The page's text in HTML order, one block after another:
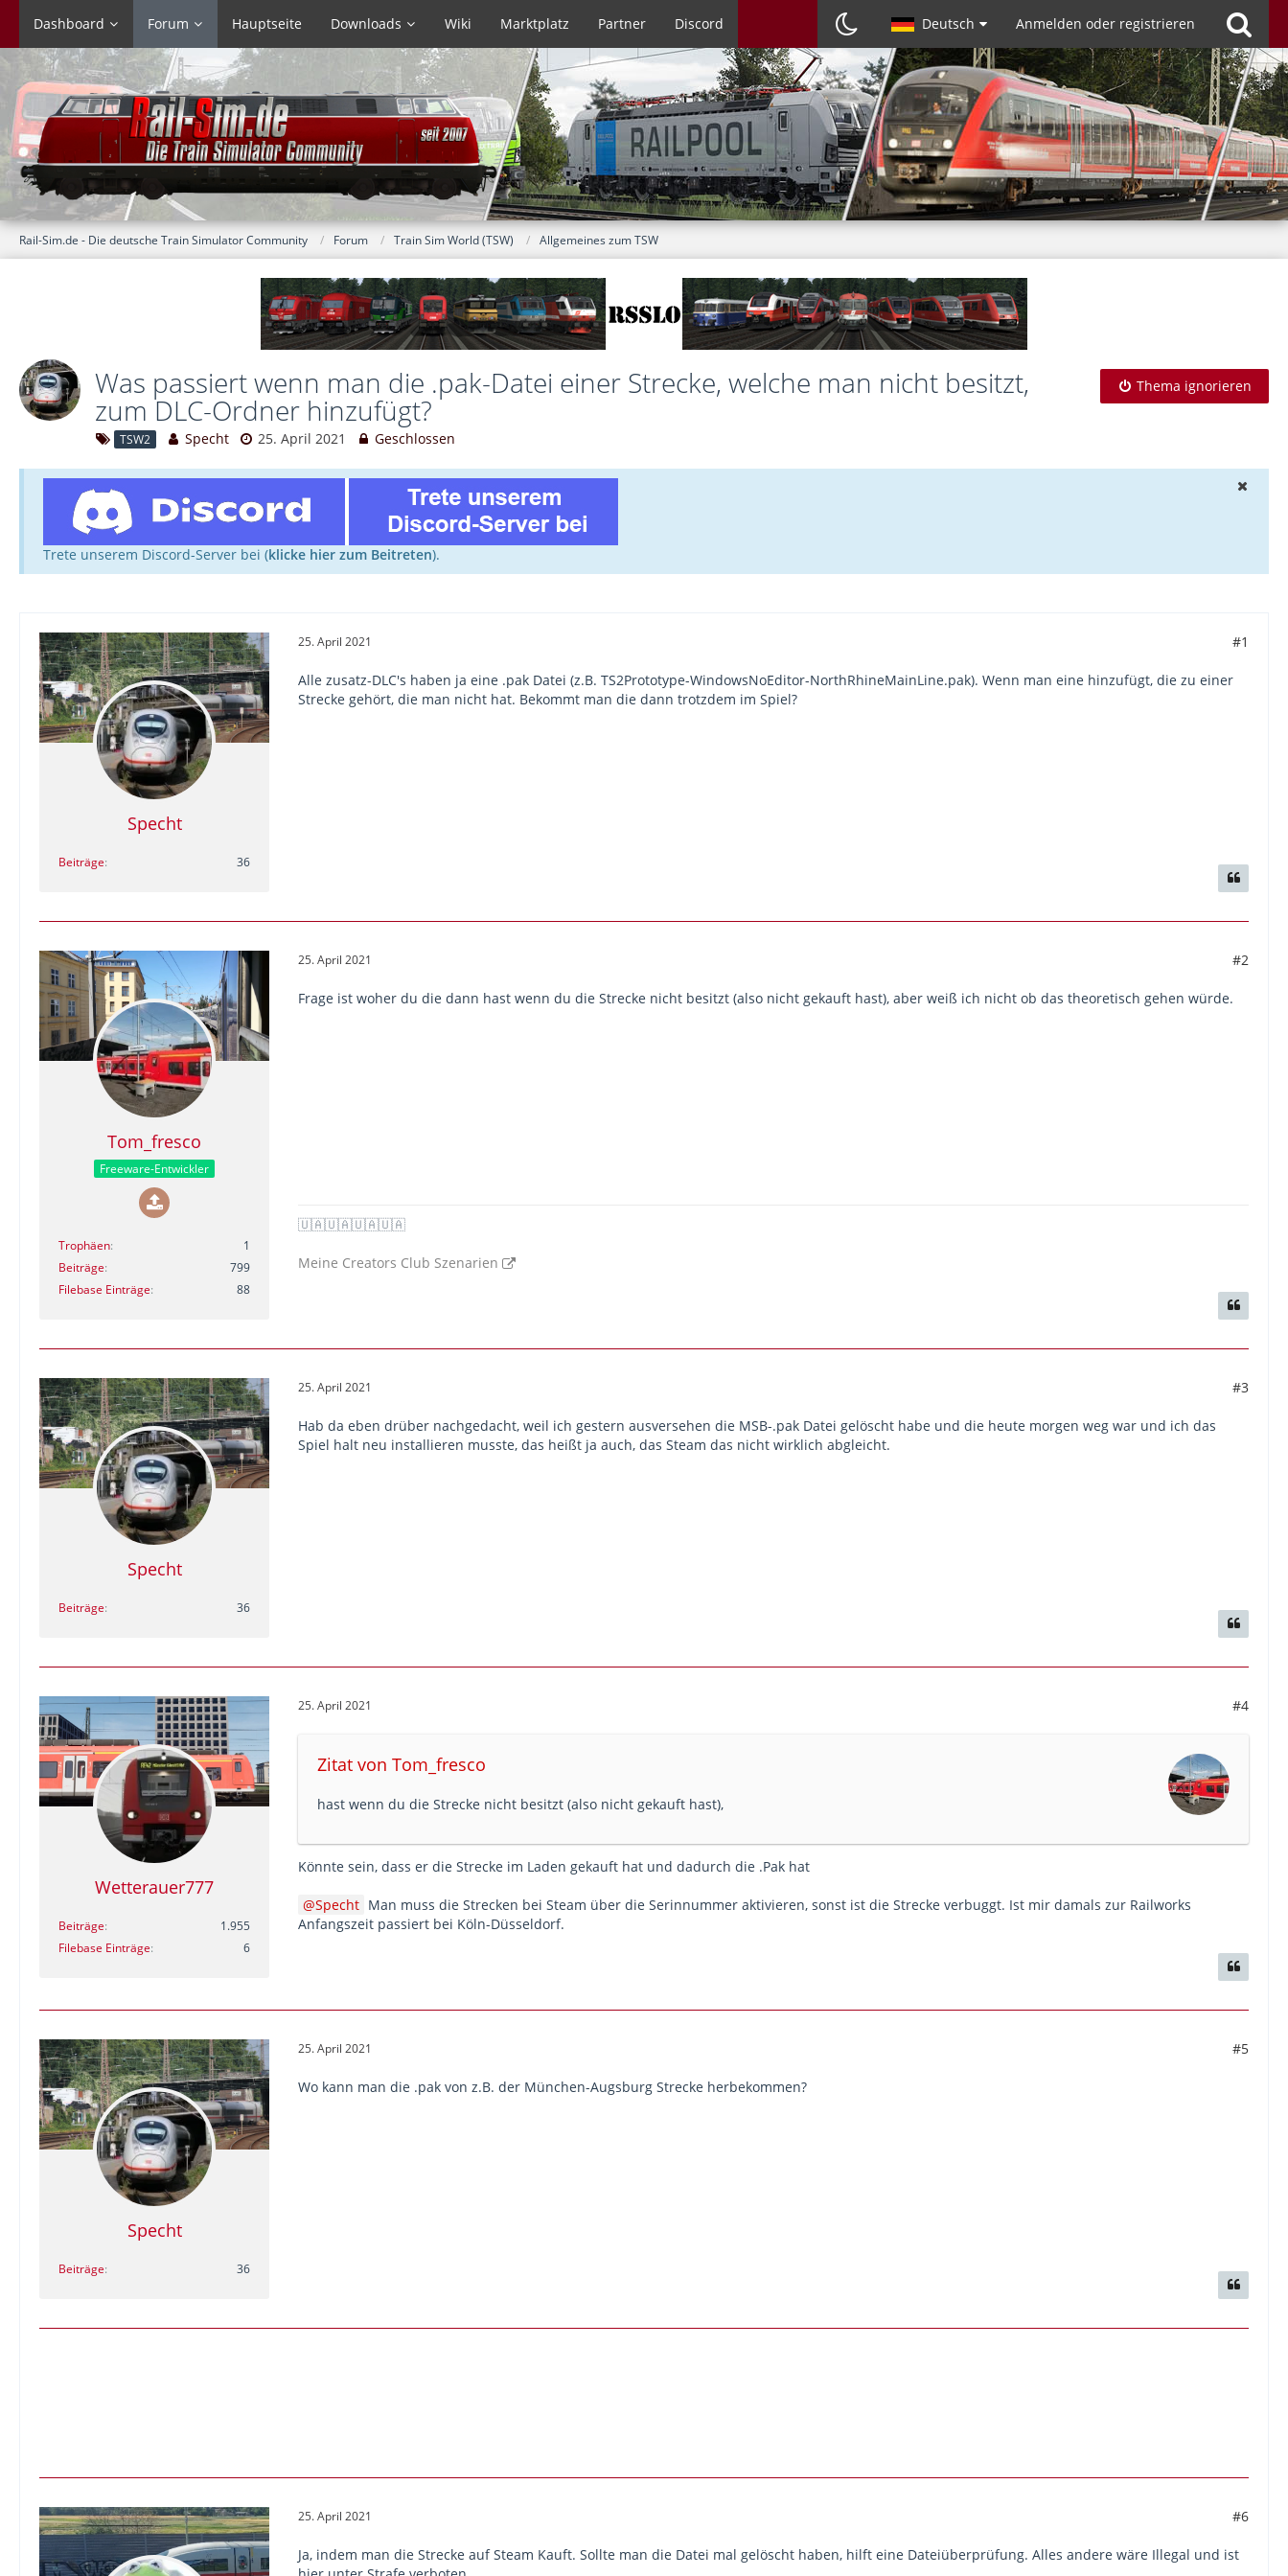
Dashboard Forum Hauptseite Downloads Wiki Marktplatz Partner Discord Deutsch Anmelden oder registrieren
Rail-Sim.de - Die deutsche Train Simulator Community Forum Train Sim World (TSW) Allgemeines zum TSW
Was passiert wenn man die .pak-Datei einer Strecke, welche man nicht besitzt,
zum DLC-Ordner hinzufügt?
TSW2 Specht 25. April 2021 Geschlossen
Thema ignorieren
Trete unserem Discord-Server bei (klicke hier zum Beitreten).
Specht
Beiträge 36
25. April 2021 #1
Alle zusatz-DLC's haben ja eine .pak Datei (z.B. TS2Prototype-WindowsNoEditor-NorthRhineMainLine.pak). Wenn man eine hinzufügt, die zu einer
Strecke gehört, die man nicht hat. Bekommt man die dann trotzdem im Spiel?
Tom_fresco
Freeware-Entwickler
Trophäen
1
Beiträge
799
Filebase Einträge
88
25. April 2021 #2
Frage ist woher du die dann hast wenn du die Strecke nicht besitzt (also nicht gekauft hast), aber weiß ich nicht ob das theoretisch gehen würde.
🇺🇦🇺🇦🇺🇦🇺🇦
Meine Creators Club Szenarien
Specht
Beiträge 36
25. April 2021 #3
Hab da eben drüber nachgedacht, weil ich gestern ausversehen die MSB-.pak Datei gelöscht habe und die heute morgen weg war und ich das
Spiel halt neu installieren musste, das heißt ja auch, das Steam das nicht wirklich abgleicht.
Wetterauer777
Beiträge
1.955
Filebase Einträge
6
25. April 2021 #4
Zitat von Tom_fresco
hast wenn du die Strecke nicht besitzt (also nicht gekauft hast),
Könnte sein, dass er die Strecke im Laden gekauft hat und dadurch die .Pak hat
Specht Man muss die Strecken bei Steam über die Serinnummer aktivieren, sonst ist die Strecke verbuggt. Ist mir damals zur Railworks
Anfangszeit passiert bei Köln-Düsseldorf.
Specht
Beiträge 36
25. April 2021 #5
Wo kann man die .pak von z.B. der München-Augsburg Strecke herbekommen?
25. April 2021 #6
Ja, indem man die Strecke auf Steam Kauft. Sollte man die Datei mal gelöscht haben, hilft eine Dateiüberprüfung. Alles andere wäre Illegal und ist